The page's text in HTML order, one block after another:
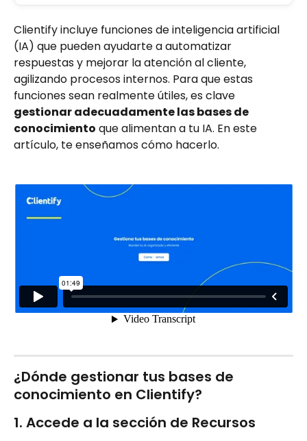
Clientify incluye funciones de inteligencia artificial
(IA) que pueden ayudarte a automatizar
respuestas y mejorar la atención al cliente,
agilizando procesos internos. Para que estas
funciones sean realmente útiles, es clave
gestionar adecuadamente las bases de
conocimiento que alimentan a tu IA. En este
artículo, te enseñamos cómo hacerlo.
¿Dónde gestionar tus bases de
conocimiento en Clientify?
1. Accede a la sección de Recursos